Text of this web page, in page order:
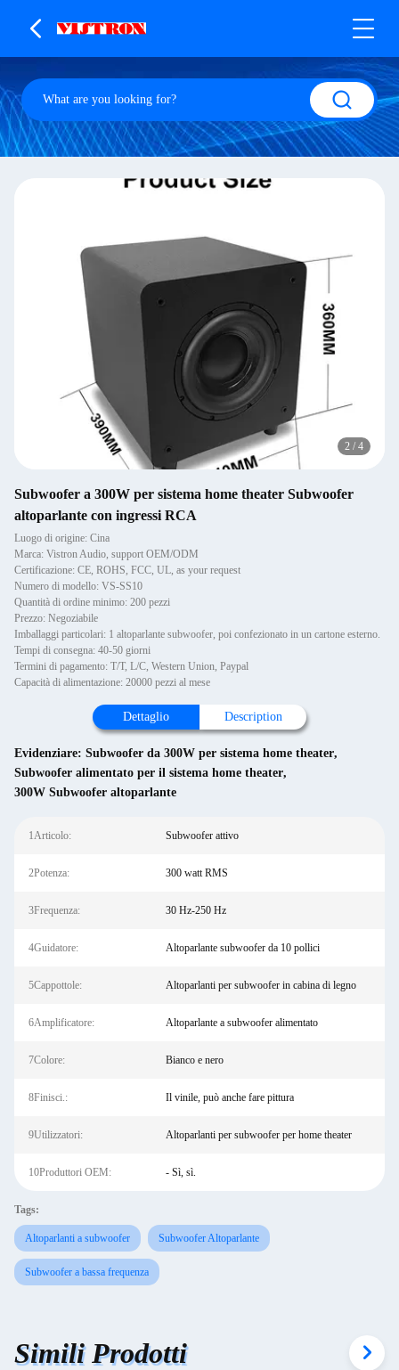
2 / 4
Subwoofer a 300W per sistema home theater Subwoofer
altoparlante con ingressi RCA
Luogo di origine: Cina
Marca: Vistron Audio, support OEM/ODM
Certificazione: CE, ROHS, FCC, UL, as your request
Numero di modello: VS-SS10
Quantità di ordine minimo: 200 pezzi
Prezzo: Negoziabile
Imballaggi particolari: 1 altoparlante subwoofer, poi confezionato in un cartone esterno.
Tempi di consegna: 40-50 giorni
Termini di pagamento: T/T, L/C, Western Union, Paypal
Capacità di alimentazione: 20000 pezzi al mese
Dettaglio Description
Evidenziare: Subwoofer da 300W per sistema home theater,
Subwoofer alimentato per il sistema home theater,
300W Subwoofer altoparlante
1Articolo: Subwoofer attivo
2Potenza: 300 watt RMS
3Frequenza: 30 Hz-250 Hz
4Guidatore: Altoparlante subwoofer da 10 pollici
5Cappottole: Altoparlanti per subwoofer in cabina di legno
6Amplificatore: Altoparlante a subwoofer alimentato
7Colore: Bianco e nero
8Finisci.: Il vinile, può anche fare pittura
9Utilizzatori: Altoparlanti per subwoofer per home theater
10Produttori OEM: - Sì, sì.
Tags:
Altoparlanti a subwoofer Subwoofer Altoparlante
Subwoofer a bassa frequenza
Simili Prodotti